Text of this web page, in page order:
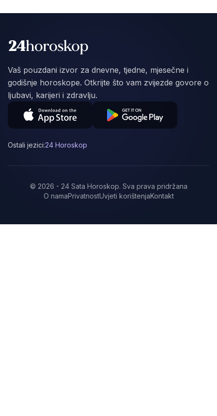
Vaš pouzdani izvor za dnevne, tjedne, mjesečne i
godišnje horoskope. Otkrijte što vam zvijezde govore o
ljubavi, karijeri i zdravlju.
Ostali jezici:24 Horoskop
© 2026 - 24 Sata Horoskop. Sva prava pridržana
O namaPrivatnostUvjeti korištenjaKontakt